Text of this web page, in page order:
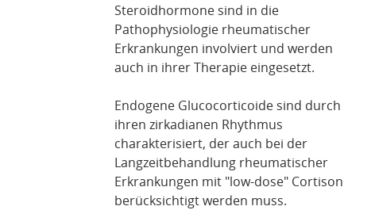
Steroidhormone sind in die
Pathophysiologie rheumatischer
Erkrankungen involviert und werden
auch in ihrer Therapie eingesetzt.
Endogene Glucocorticoide sind durch
ihren zirkadianen Rhythmus
charakterisiert, der auch bei der
Langzeitbehandlung rheumatischer
Erkrankungen mit "low-dose" Cortison
berücksichtigt werden muss.